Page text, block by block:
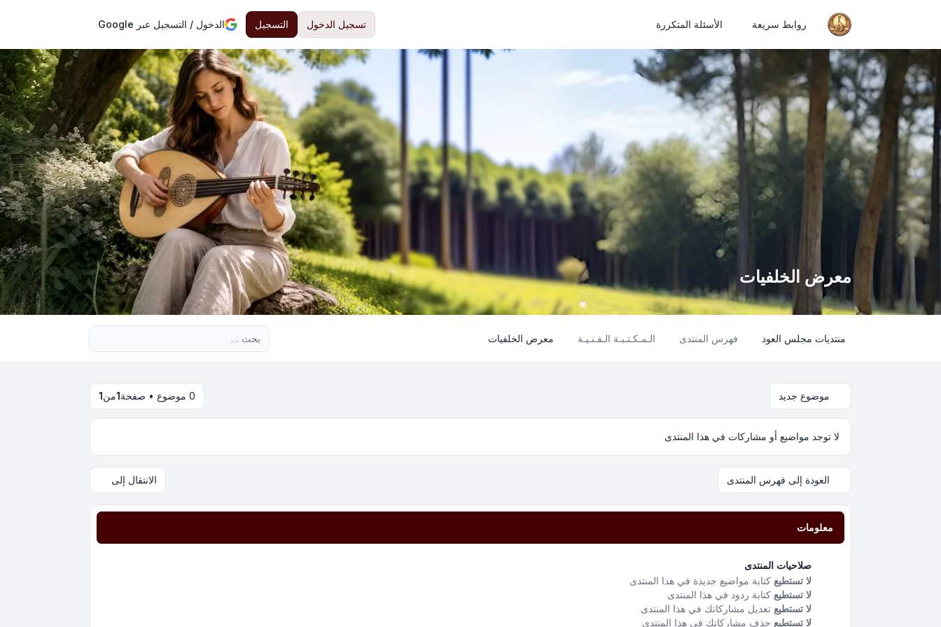
روابط سريعة الأسئلة المتكررة تسجيل الدخول التسجيل الدخول / التسجيل عبر Google
معرض الخلفيات
منتديات مجلس العود فهرس المنتدى الـمـكـتـبـة الـفـنـيـة معرض الخلفيات
موضوع جديد 0 موضوع • صفحة 1من1
لا توجد مواضيع أو مشاركات في هذا المنتدى
العودة إلى فهرس المنتدى الانتقال إلى
معلومات
صلاحيات المنتدى
لا تستطيع كتابة مواضيع جديدة في هذا المنتدى
لا تستطيع كتابة ردود في هذا المنتدى
لا تستطيع تعديل مشاركاتك في هذا المنتدى
لا تستطيع حذف مشاركاتك في هذا المنتدى